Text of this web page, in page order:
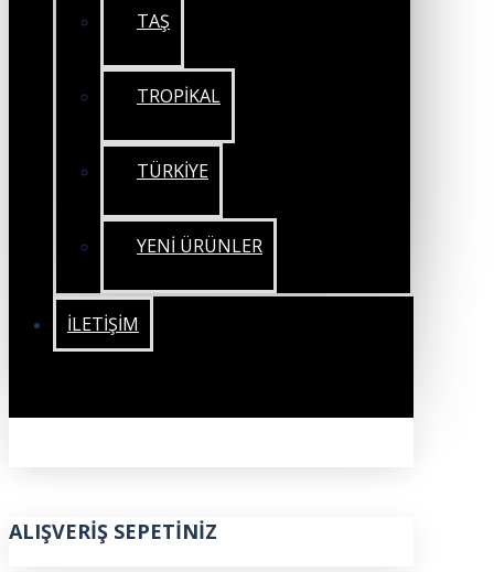
TAŞ
TROPİKAL
TÜRKİYE
YENİ ÜRÜNLER
İLETIŞIM
ALIŞVERIŞ SEPETINIZ